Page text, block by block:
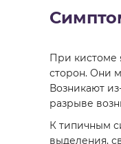
При кистоме
сторон. Они
Возникают
разрыве
К типичным
выделения,